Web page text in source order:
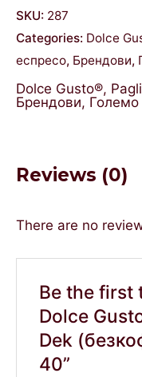
SKU: 287
Categories: Dolce
еспресо, Брендови,
Dolce Gusto®,
Брендови,
Reviews (0)
There are no
Be the first
Dolce
Dek
40”